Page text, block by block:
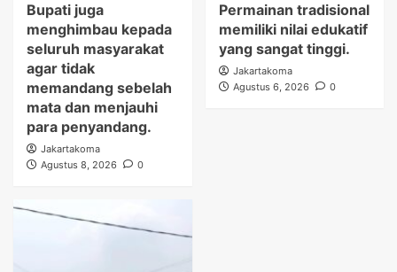
Bupati juga
menghimbau kepada
seluruh masyarakat
agar tidak
memandang sebelah
mata dan menjauhi
para penyandang.
Jakartakoma
Agustus 8, 2026
0
Permainan tradisional
memiliki nilai edukatif
yang sangat tinggi.
Jakartakoma
Agustus 6, 2026
0